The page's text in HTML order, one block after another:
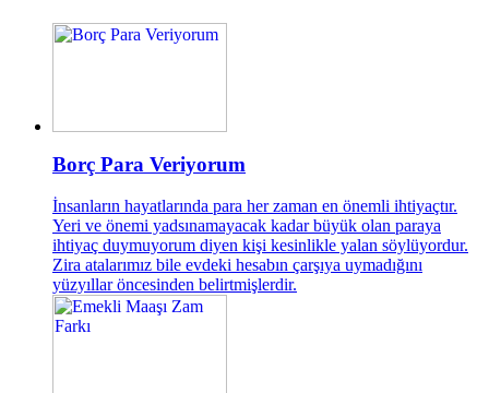
Borç Para Veriyorum
İnsanların hayatlarında para her zaman en önemli ihtiyaçtır.
Yeri ve önemi yadsınamayacak kadar büyük olan paraya
ihtiyaç duymuyorum diyen kişi kesinlikle yalan söylüyordur.
Zira atalarımız bile evdeki hesabın çarşıya uymadığını
yüzyıllar öncesinden belirtmişlerdir.